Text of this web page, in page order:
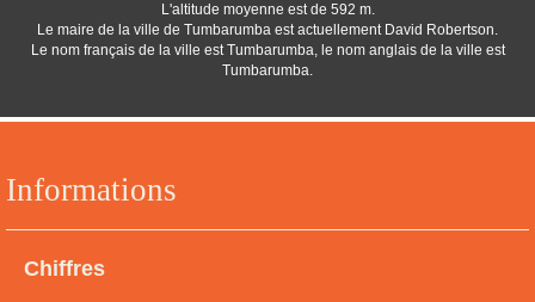
Informations
Chiffres
L'altitude moyenne est de 592 m.
Le maire de la ville de Tumbarumba est actuellement David Robertson.
Le nom français de la ville est Tumbarumba, le nom anglais de la ville est
Tumbarumba.